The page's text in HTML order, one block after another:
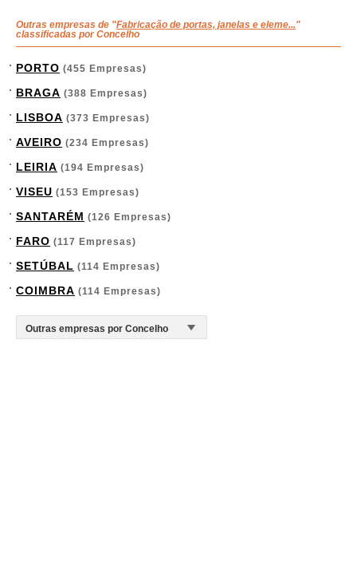
Outras empresas de "Fabricação de portas, janelas e eleme..."
classificadas por Concelho
PORTO (455 Empresas)
BRAGA (388 Empresas)
LISBOA (373 Empresas)
AVEIRO (234 Empresas)
LEIRIA (194 Empresas)
VISEU (153 Empresas)
SANTARÉM (126 Empresas)
FARO (117 Empresas)
SETÚBAL (114 Empresas)
COIMBRA (114 Empresas)